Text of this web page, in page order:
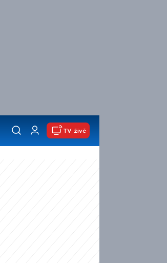
TV živě